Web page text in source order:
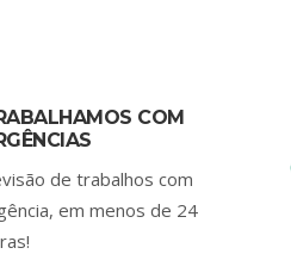
COM
de trabalhos com
em menos de 24